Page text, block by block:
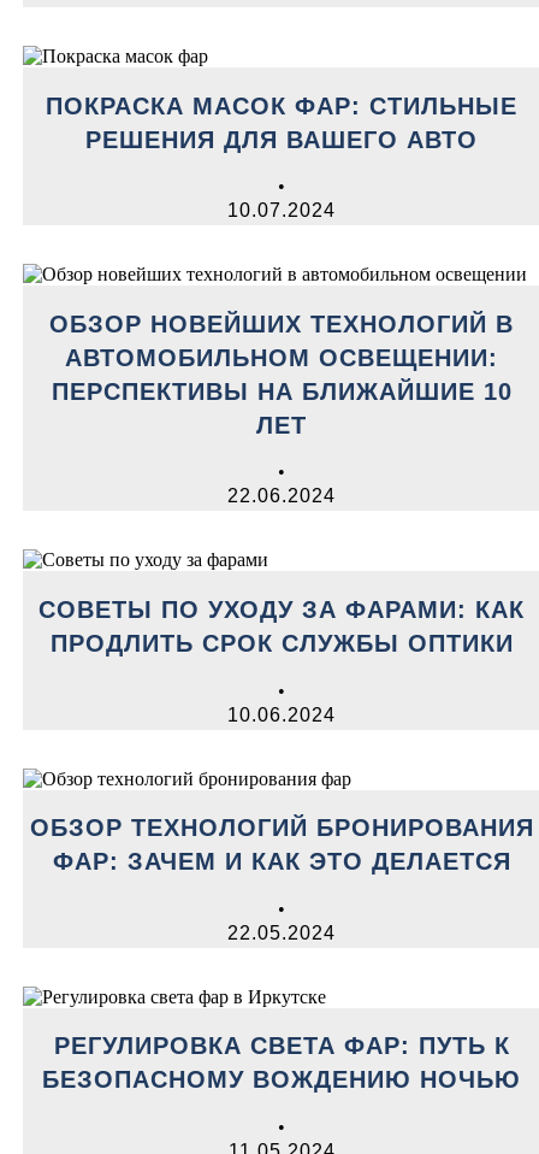
ПОКРАСКА МАСОК ФАР: СТИЛЬНЫЕ
РЕШЕНИЯ ДЛЯ ВАШЕГО АВТО
•
10.07.2024
ОБЗОР НОВЕЙШИХ ТЕХНОЛОГИЙ В
АВТОМОБИЛЬНОМ ОСВЕЩЕНИИ:
ПЕРСПЕКТИВЫ НА БЛИЖАЙШИЕ 10
ЛЕТ
•
22.06.2024
СОВЕТЫ ПО УХОДУ ЗА ФАРАМИ: КАК
ПРОДЛИТЬ СРОК СЛУЖБЫ ОПТИКИ
•
10.06.2024
ОБЗОР ТЕХНОЛОГИЙ БРОНИРОВАНИЯ
ФАР: ЗАЧЕМ И КАК ЭТО ДЕЛАЕТСЯ
•
22.05.2024
РЕГУЛИРОВКА СВЕТА ФАР: ПУТЬ К
БЕЗОПАСНОМУ ВОЖДЕНИЮ НОЧЬЮ
•